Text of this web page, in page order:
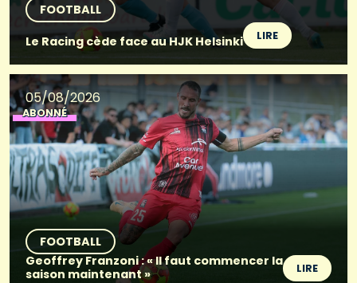
FOOTBALL
Le Racing cède face au HJK Helsinki
LIRE
05/08/2026
ABONNÉ
FOOTBALL
Geoffrey Franzoni : « Il faut commencer la
saison maintenant »
LIRE